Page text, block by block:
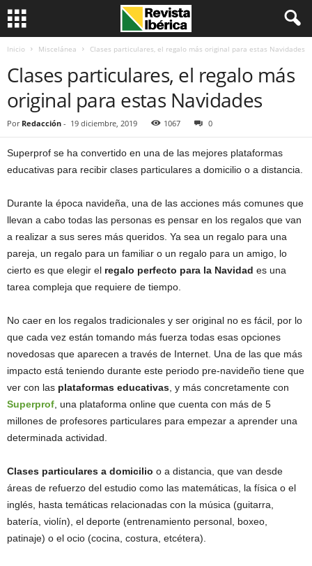
Inicio Miscelánea Clases particulares, el regalo más original para estas Navidades
Clases particulares, el regalo más
original para estas Navidades
Por Redacción - 19 diciembre, 2019 1067 0
Superprof se ha convertido en una de las mejores plataformas
educativas para recibir clases particulares a domicilio o a distancia.
Durante la época navideña, una de las acciones más comunes que
llevan a cabo todas las personas es pensar en los regalos que van
a realizar a sus seres más queridos. Ya sea un regalo para una
pareja, un regalo para un familiar o un regalo para un amigo, lo
cierto es que elegir el regalo perfecto para la Navidad es una
tarea compleja que requiere de tiempo.
No caer en los regalos tradicionales y ser original no es fácil, por lo
que cada vez están tomando más fuerza todas esas opciones
novedosas que aparecen a través de Internet. Una de las que más
impacto está teniendo durante este periodo pre-navideño tiene que
ver con las plataformas educativas , y más concretamente con
Superprof , una plataforma online que cuenta con más de 5
millones de profesores particulares para empezar a aprender una
determinada actividad.
Clases particulares a domicilio o a distancia, que van desde
áreas de refuerzo del estudio como las matemáticas, la física o el
inglés, hasta temáticas relacionadas con la música (guitarra,
batería, violín), el deporte (entrenamiento personal, boxeo,
patinaje) o el ocio (cocina, costura, etcétera).